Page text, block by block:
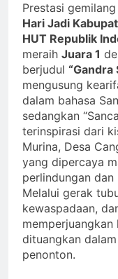
Prestasi
Hari Jadi
HUT Republik
meraih Juara 1
berjudul “Gandra
mengusung
dalam bahasa
sedangkan
terinspirasi dari
Murina, Desa
yang dipercaya
perlindungan dan
Melalui gerak
kewaspadaan,
dituangkan
penonton.